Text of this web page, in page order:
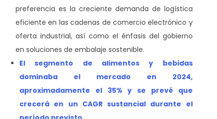
preferencia es la creciente demanda de logística
eficiente en las cadenas de comercio electrónico y
oferta industrial, así como el énfasis del gobierno
en soluciones de embalaje sostenible.
El segmento de alimentos y bebidas
dominaba el mercado en 2024,
aproximadamente el 35% y se prevé que
crecerá en un CAGR sustancial durante el